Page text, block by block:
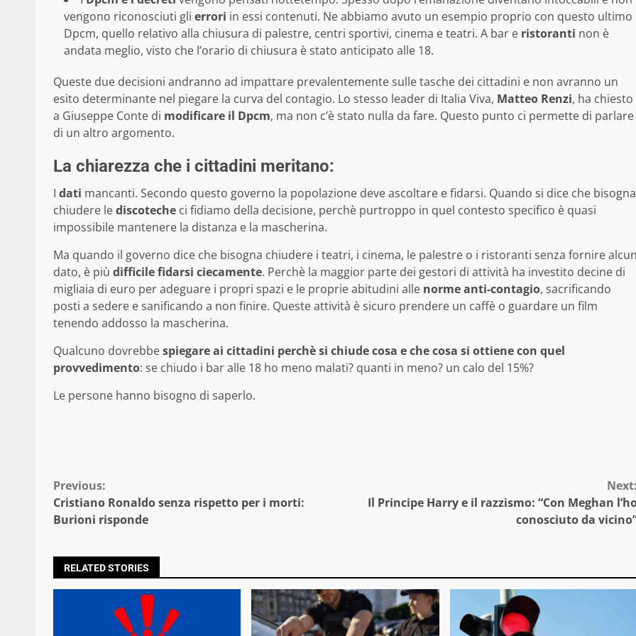
vengono riconosciuti gli errori in essi contenuti. Ne abbiamo avuto un esempio proprio con questo ultimo
Dpcm, quello relativo alla chiusura di palestre, centri sportivi, cinema e teatri. A bar e ristoranti non è
andata meglio, visto che l’orario di chiusura è stato anticipato alle 18.
Queste due decisioni andranno ad impattare prevalentemente sulle tasche dei cittadini e non avranno un
esito determinante nel piegare la curva del contagio. Lo stesso leader di Italia Viva, Matteo Renzi, ha chiesto
a Giuseppe Conte di modificare il Dpcm, ma non c’è stato nulla da fare. Questo punto ci permette di parlare
di un altro argomento.
La chiarezza che i cittadini meritano:
I dati mancanti. Secondo questo governo la popolazione deve ascoltare e fidarsi. Quando si dice che bisogna
chiudere lediscoteche ci fidiamo della decisione, perchè purtroppo in quel contesto specifico è quasi
impossibile mantenere la distanza e la mascherina.
Ma quando il governo dice che bisogna chiudere i teatri, i cinema, le palestre o i ristoranti senza fornire
dato, è più difficile fidarsi ciecamente. Perchè la maggior parte dei gestori di attività ha investito decine di
migliaia di euro per adeguare i propri spazi e le proprie abitudini alle norme anti-contagio, sacrificando
posti a sedere e sanificando a non finire. Queste attività è sicuro prendere un caffè o guardare un film
tenendo addosso la mascherina.
Qualcuno dovrebbespiegare ai cittadini perchè si chiude cosa e che cosa si ottiene con quel
provvedimento: se chiudo i bar alle 18 ho meno malati? quanti in meno? un calo del 15%?
Le persone hanno bisogno di saperlo.
Continue
Reading
Previous:
Cristiano Ronaldo senza rispetto per i morti:
Burioni risponde
Il Principe Harry e il razzismo: “Con Meghan
conosciuto da
RELATED STORIES